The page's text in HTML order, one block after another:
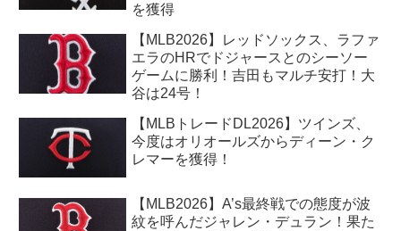
を獲得
【MLB2026】レッドソックス、ラファ
エラのHRでドジャースとのシーソー
ゲームに勝利！吉田もマルチ安打！大
谷は24号！
【MLBトレードDL2026】ツインズ、
今度はオリオールズからディーン・ク
レマーを獲得！
【MLB2026】A’s最終戦での態度が波
紋を呼んだジャレン・デュラン！果た